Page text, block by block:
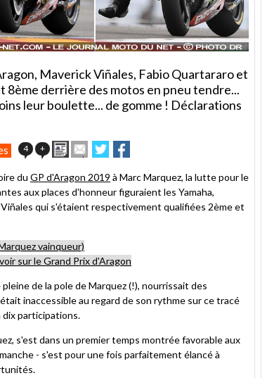
Maverick Viñales, Fabio Quartararo et
derrière des motos en pneu tendre...
leur boulette... de gomme ! Déclarations
4 + ImprimerEnvoyer
cet
à
un
ami
Partager
sur
sur
du GP d'Aragon 2019 à Marc Marquez, la lutte pour le
aux places d'honneur figuraient les Yamaha,
qui s'étaient respectivement qualifiées 2ème et
vainqueur)
sur le Grand Prix d'Aragon
de la pole de Marquez (!), nourrissait des
inaccessible au regard de son rythme sur ce tracé
dix participations.
s'est dans un premier temps montrée favorable aux
- s'est pour une fois parfaitement élancé à